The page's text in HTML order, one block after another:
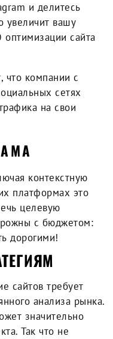
и делитесь
увеличит вашу
сайта
что компании с
сетях
на свои
контекстную
платформах это
целевую
с бюджетом:
дорогими!
сайтов требует
анализа рынка.
значительно
Так что не